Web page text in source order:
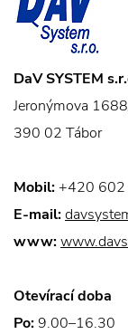
DaV SYSTEM
Jeronýmova
390 02 Tábor
Mobil: +420 602
E-mail:
www:
Otevírací doba
Po: 9.00–16.30